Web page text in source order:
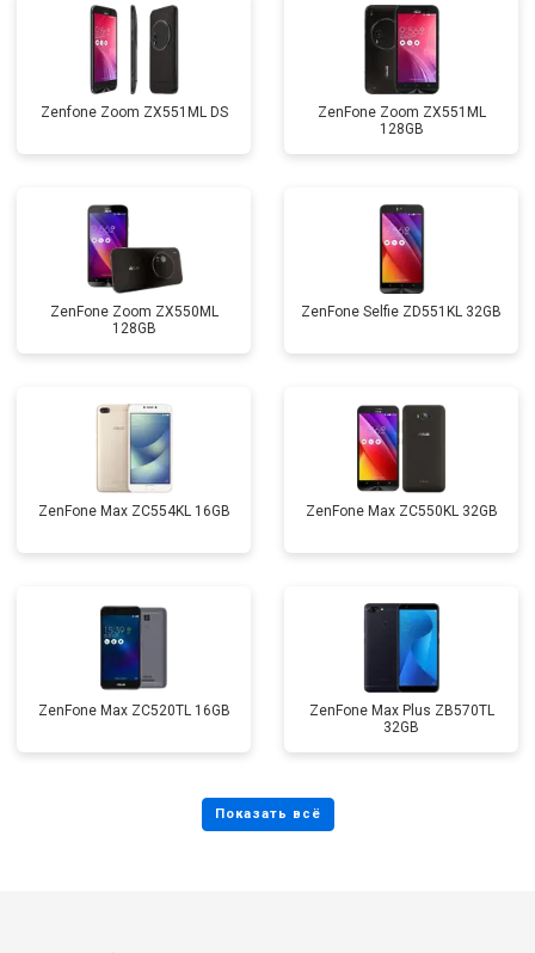
Zenfone Zoom ZX551ML DS
ZenFone Zoom ZX551ML
128GB
ZenFone Zoom ZX550ML
128GB
ZenFone Selfie ZD551KL 32GB
ZenFone Max ZC554KL 16GB ZenFone Max ZC550KL 32GB
ZenFone Max ZC520TL 16GB
ZenFone Max Plus ZB570TL
32GB